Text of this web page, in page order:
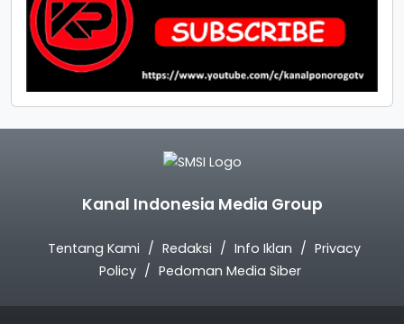
Kanal Indonesia Media Group
Tentang Kami Redaksi Info Iklan
Privacy
Policy
Pedoman Media Siber